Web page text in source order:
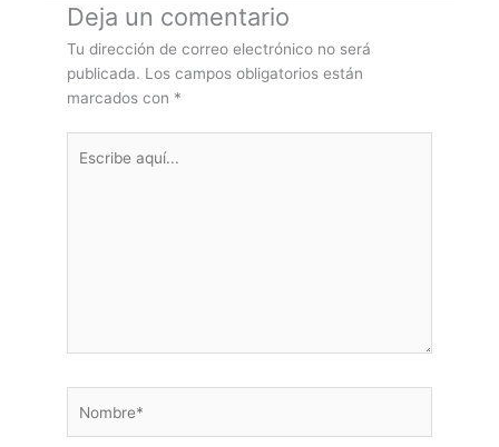
Deja un comentario
Tu dirección de correo electrónico no será
publicada. Los campos obligatorios están
marcados con *
aquí...